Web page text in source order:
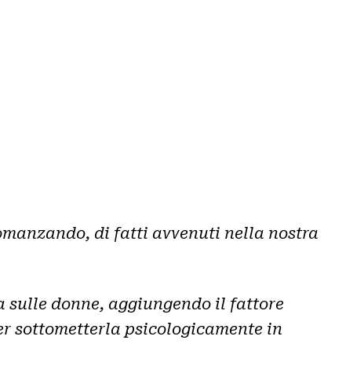
di fatti avvenuti nella nostra
sulle donne, aggiungendo il fattore
sottometterla psicologicamente in